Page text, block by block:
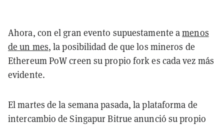
Ahora, con el gran evento supuestamente amenos
de un mes, la posibilidad de que los mineros de
Ethereum PoW creen su propio fork es cada vez más
evidente.
El martes de la semana pasada, la plataforma de
intercambio de Singapur Bitrue anunció su propio